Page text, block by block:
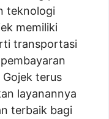
teknologi
memiliki
transportasi
terus
layanannya
terbaik bagi